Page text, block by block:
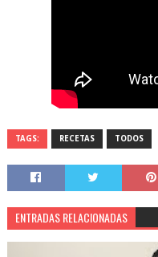
TAGS: RECETAS TODOS
ENTRADAS RELACIONADAS